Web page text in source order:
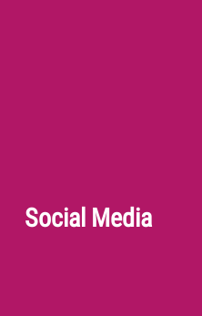
Social Media